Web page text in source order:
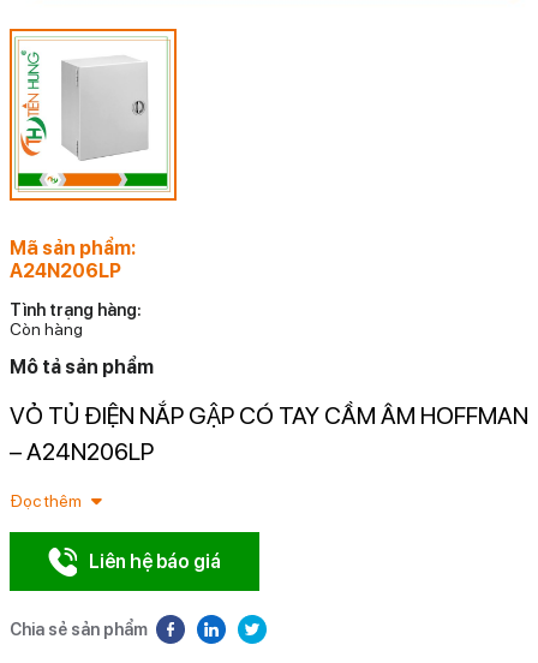
Mã sản phẩm:
A24N206LP
Tình trạng hàng:
Còn hàng
Mô tả sản phẩm
VỎ TỦ ĐIỆN NẮP GẬP CÓ TAY CẦM ÂM HOFFMAN
– A24N206LP
Đọc thêm
Liên hệ báo giá
Chia sẻ sản phẩm